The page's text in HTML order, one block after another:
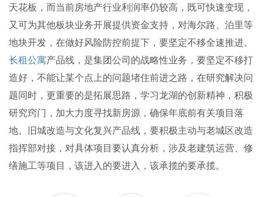
天花板，而当前房地产行业利润率仍较高，既可快速变现，
又可为其他板块业务开展提供资金支持，对海尔路、泊里等
地块开发，在做好风险防控前提下，要坚定不移全速推进。
长租公寓产品线，是集团公司的战略性业务，要坚定不移打
造好，不能让某个点上的问题堵住前进之路，在研究解决问
题同时，更重要的是拓展思路，学习龙湖的创新精神，积极
研究窍门，加大力度寻找新房源，确保年底前有关项目落
地。旧城改造与文化复兴产品线，要积极主动与老城区改造
指挥部对接，对具体项目要认真分析，涉及老建筑运营、修
缮施工等项目，该进入的要进入，该承揽的要承揽。